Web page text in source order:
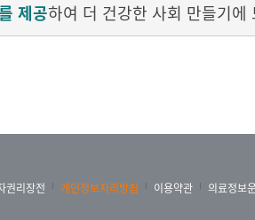
제공하여 더 건강한 사회 만들기에
권리장전 개인정보처리방침 이용약관 의료정보